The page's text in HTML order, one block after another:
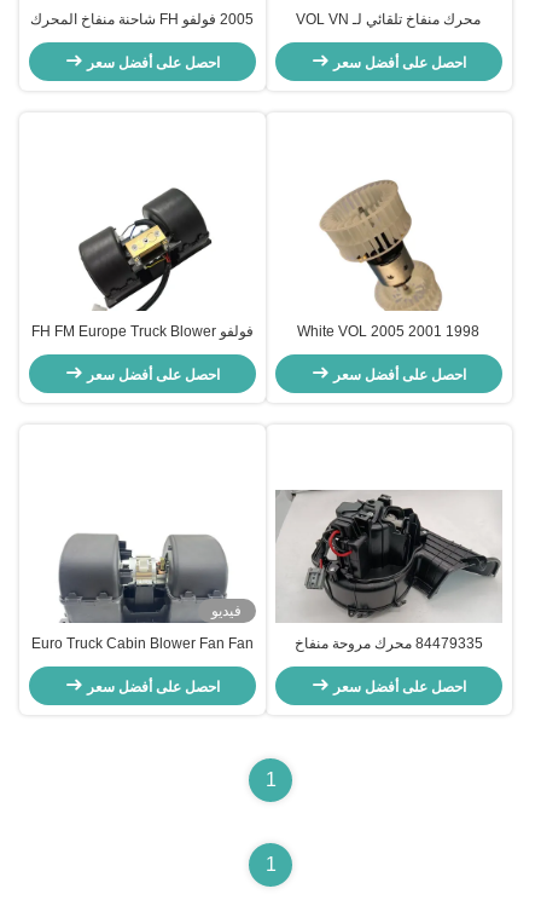
محرك منفاخ تلقائي لـ VOL VN
Series Freightliner
8EW351034251 7337080401
85104207
احصل على أفضل سعر
2005 فولفو FH شاحنة منفاخ المحرك
OEM 84223449 82349000
7482349000
احصل على أفضل سعر
1998 2001 2005 White VOL
Blower Motor Truck FH SK NG FM
81619300055
احصل على أفضل سعر
فولفو FH FM Europe Truck Blower
Motor 1998 2012 OEM 20936382
21639688
احصل على أفضل سعر
84479335 محرك مروحة منفاخ
لشاحنة فولفو يورو 6
احصل على أفضل سعر
فيديو
Euro Truck Cabin Blower Fan Fan
Motor لفولفو FH FM OEM
20443822 20926019
8EW009157-531
احصل على أفضل سعر
1
1